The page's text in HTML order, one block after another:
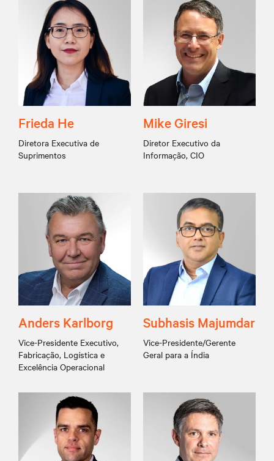
Frieda He
Diretora Executiva de
Suprimentos
Mike Giresi
Diretor Executivo da
Informação, CIO
Anders Karlborg
Vice-Presidente Executivo,
Fabricação, Logística e
Excelência Operacional
Subhasis Majumdar
Vice-Presidente/Gerente
Geral para a Índia